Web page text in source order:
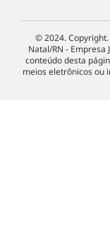
© 2024. Copyright.
Natal/RN - Empresa
conteúdo desta
meios eletrônicos ou